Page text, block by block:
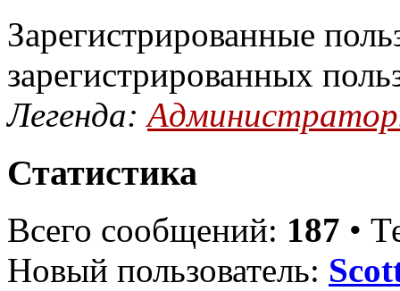
Зарегистрированные
зарегистрированных
Легенда:
Статистика
Всего сообщений: 187 •
Новый пользователь: